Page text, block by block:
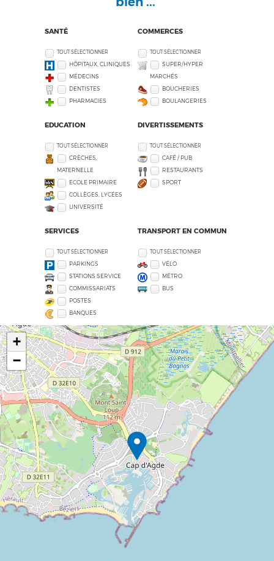
SANTÉ
TOUT SÉLECTIONNER
HÔPITAUX, CLINIQUES
MÉDECINS
DENTISTES
PHARMACIES
COMMERCES
TOUT SÉLECTIONNER
SUPER/HYPER
MARCHÉS
BOUCHERIES
BOULANGERIES
EDUCATION
TOUT SÉLECTIONNER
CRÈCHES,
MATERNELLE
ECOLE PRIMAIRE
COLLÈGES, LYCÉES
UNIVERSITÉ
DIVERTISSEMENTS
TOUT SÉLECTIONNER
CAFÉ / PUB
RESTAURANTS
SPORT
SERVICES
TOUT SÉLECTIONNER
PARKINGS
STATIONS SERVICE
COMMISSARIATS
POSTES
BANQUES
TRANSPORT EN COMMUN
TOUT SÉLECTIONNER
VÉLO
MÉTRO
BUS
+
−